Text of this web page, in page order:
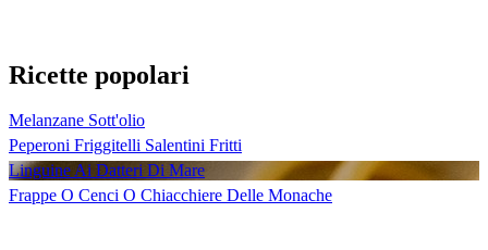
Ricette popolari
Melanzane Sott'olio
Peperoni Friggitelli Salentini Fritti
Linguine Ai Datteri Di Mare
Frappe O Cenci O Chiacchiere Delle Monache